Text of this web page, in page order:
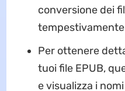
conversione dei
Per ottenere
tuoi file EPUB,
e visualizza i